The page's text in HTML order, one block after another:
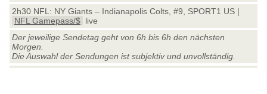
2h30 NFL: NY Giants – Indianapolis Colts, #9, SPORT1 US |
NFL Gamepass/$ live
Der jeweilige Sendetag geht von 6h bis 6h den nächsten
Morgen.
Die Auswahl der Sendungen ist subjektiv und unvollständig.